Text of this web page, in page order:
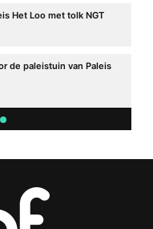
Het Loo met tolk NGT
de paleistuin van Paleis